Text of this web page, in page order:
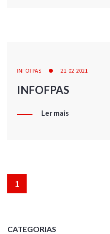
INFOFPAS 21-02-2021
INFOFPAS
Ler mais
1
CATEGORIAS